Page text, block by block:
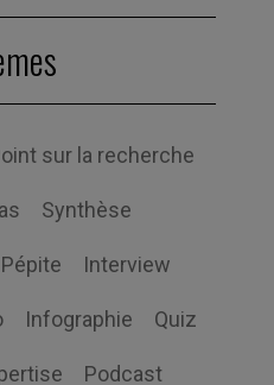
sur la recherche
Synthèse
Pépite Interview
Infographie Quiz
Podcast